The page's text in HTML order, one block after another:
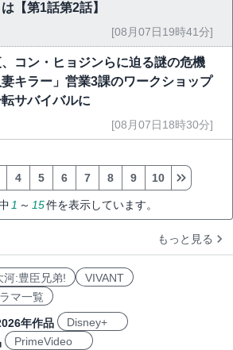
【第1話第2話】
[08月07日19時41分]
コン・ヒョジンらに迫る謎の危機
妻キラー」営業3課のワークショップ
サバイバルに
[08月07日18時30分]
1 ～ 15件を表示しています。
4 5 6 7 8 9 10
もっと見る
河:豊臣兄弟!
VIVANT
マ一覧
年作品
Disney+
PrimeVideo